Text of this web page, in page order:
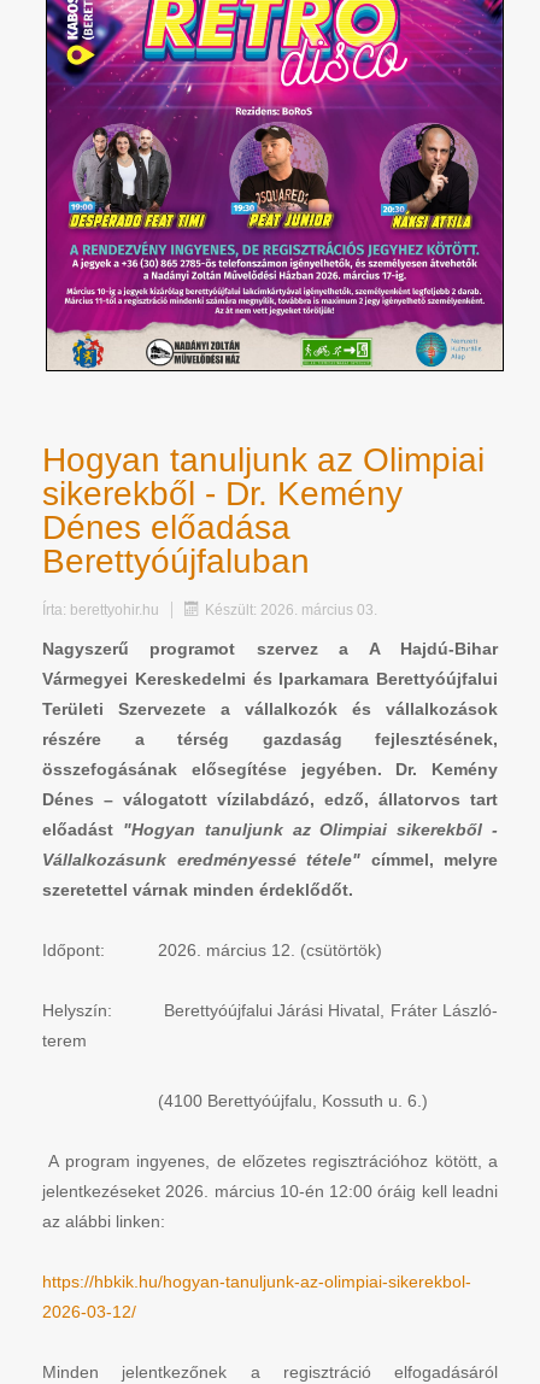
Hogyan tanuljunk az Olimpiai
sikerekből - Dr. Kemény
Dénes előadása
Berettyóújfaluban
Írta: berettyohir.hu Készült: 2026. március 03.
Nagyszerű programot szervez a A Hajdú-Bihar
Vármegyei Kereskedelmi és Iparkamara Berettyóújfalui
Területi Szervezete a vállalkozók és vállalkozások
részére a térség gazdaság fejlesztésének,
összefogásának elősegítése jegyében. Dr. Kemény
Dénes – válogatott vízilabdázó, edző, állatorvos tart
előadást "Hogyan tanuljunk az Olimpiai sikerekből -
Vállalkozásunk eredményessé tétele" címmel, melyre
szeretettel várnak minden érdeklődőt.
Időpont: 2026. március 12. (csütörtök)
Helyszín: Berettyóújfalui Járási Hivatal, Fráter László-
terem
(4100 Berettyóújfalu, Kossuth u. 6.)
A program ingyenes, de előzetes regisztrációhoz kötött, a
jelentkezéseket 2026. március 10-én 12:00 óráig kell leadni
az alábbi linken:
https://hbkik.hu/hogyan-tanuljunk-az-olimpiai-sikerekbol-
2026-03-12/
Minden jelentkezőnek a regisztráció elfogadásáról